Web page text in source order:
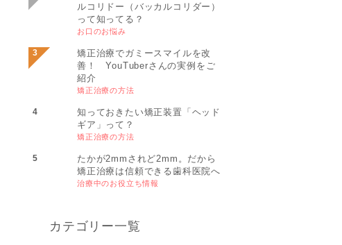
ルコリドー（バッカルコリダー）
って知ってる？
お口のお悩み
矯正治療でガミースマイルを改
善！ YouTuberさんの実例をご
紹介
矯正治療の方法
知っておきたい矯正装置「ヘッド
ギア」って？
矯正治療の方法
たかが2mmされど2mm。だから
矯正治療は信頼できる歯科医院へ
治療中のお役立ち情報
カテゴリー一覧